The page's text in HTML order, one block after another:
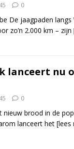
0
De jaagpaden langs
zo’n 2.000 km – zijn
lanceert nu
0
nieuw brood in de
lanceert het [lees